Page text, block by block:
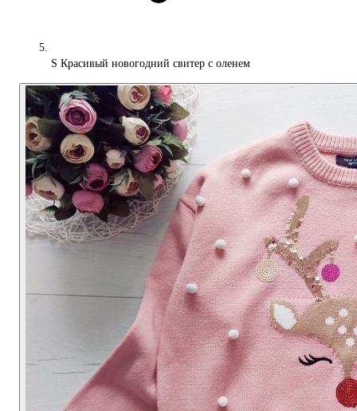
S Красивый новогодний свитер с оленем